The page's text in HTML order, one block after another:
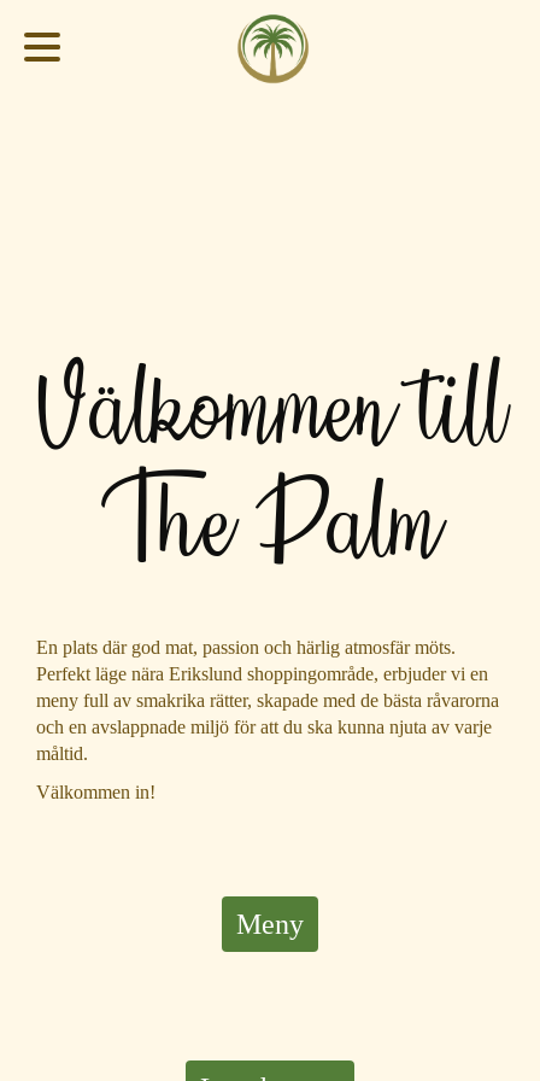
Välkommen till
The Palm
En plats där god mat, passion och härlig atmosfär möts.
Perfekt läge nära Erikslund shoppingområde, erbjuder vi en
meny full av smakrika rätter, skapade med de bästa råvarorna
och en avslappnade miljö för att du ska kunna njuta av varje
måltid.
Välkommen in!
Meny